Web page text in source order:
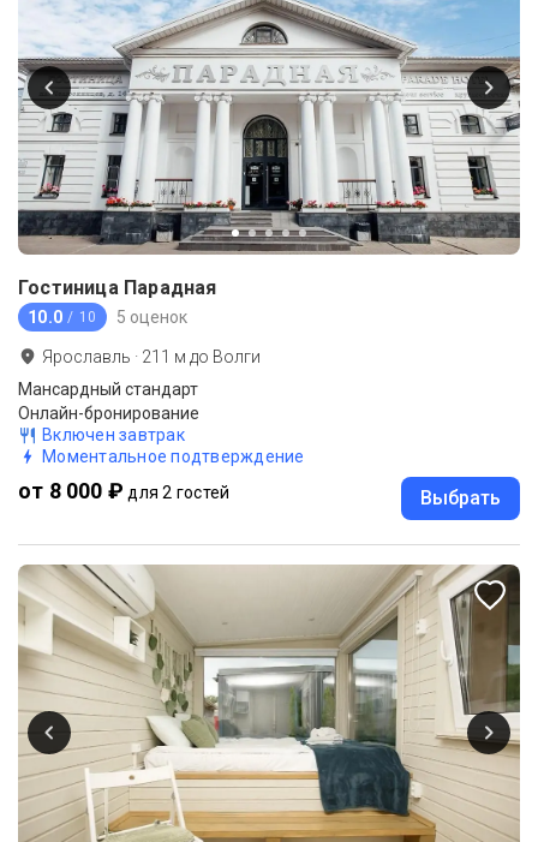
Гостиница Парадная
10.0 / 10 5 оценок
Ярославль · 211 м до Волги
Мансардный стандарт
Онлайн-бронирование
Включен завтрак
Моментальное подтверждение
от 8 000 ₽ для 2 гостей Выбрать